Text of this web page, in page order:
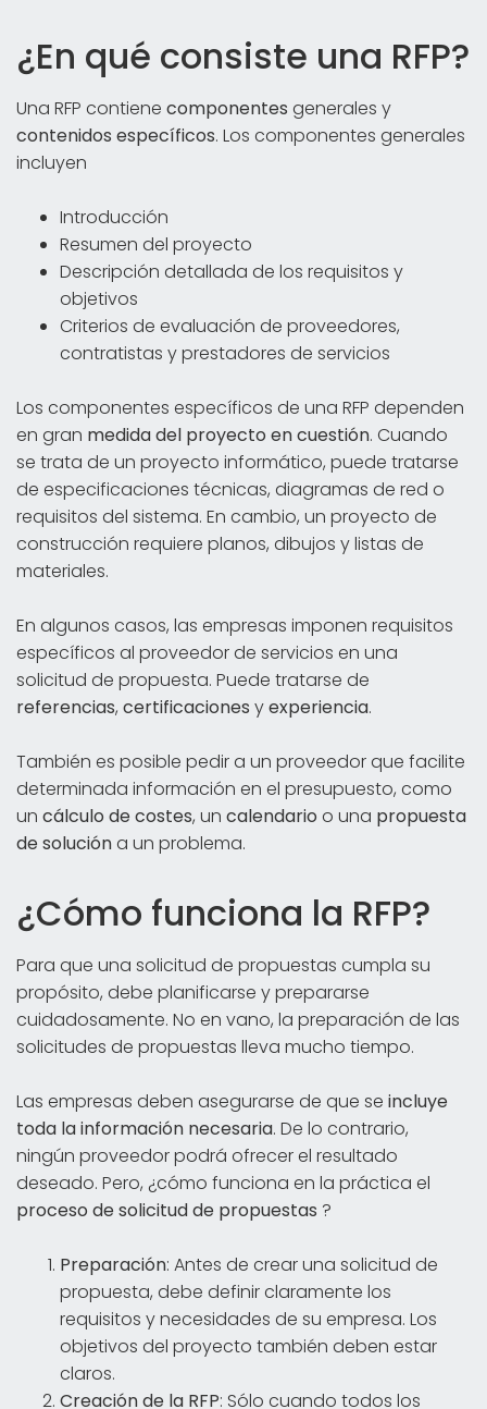
¿En qué consiste una RFP?
Una RFP contiene componentes generales y
contenidos específicos. Los componentes generales
incluyen
Introducción
Resumen del proyecto
Descripción detallada de los requisitos y
objetivos
Criterios de evaluación de proveedores,
contratistas y prestadores de servicios
Los componentes específicos de una RFP dependen
en gran medida del proyecto en cuestión. Cuando
se trata de un proyecto informático, puede tratarse
de especificaciones técnicas, diagramas de red o
requisitos del sistema. En cambio, un proyecto de
construcción requiere planos, dibujos y listas de
materiales.
En algunos casos, las empresas imponen requisitos
específicos al proveedor de servicios en una
solicitud de propuesta. Puede tratarse de
referencias, certificaciones yexperiencia.
También es posible pedir a un proveedor que facilite
determinada información en el presupuesto, como
un cálculo de costes, un calendario o una propuesta
de solucióna un problema.
¿Cómo funciona la RFP?
Para que una solicitud de propuestas cumpla su
propósito, debe planificarse y prepararse
cuidadosamente. No en vano, la preparación de las
solicitudes de propuestas lleva mucho tiempo.
Las empresas deben asegurarse de que se incluye
toda la información necesaria. De lo contrario,
ningún proveedor podrá ofrecer el resultado
deseado. Pero, ¿cómo funciona en la práctica el
proceso de solicitud de propuestas ?
Preparación: Antes de crear una solicitud de
propuesta, debe definir claramente los
requisitos y necesidades de su empresa. Los
objetivos del proyecto también deben estar
claros.
Creación de la RFP: Sólo cuando todos los